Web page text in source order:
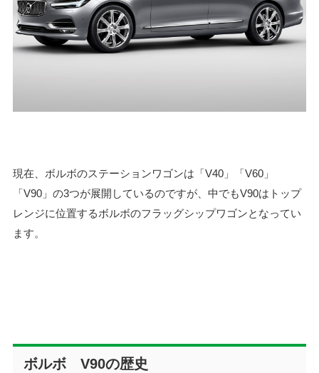
現在、ボルボのステーションワゴンは「V40」「V60」
「V90」の3つが展開しているのですが、中でもV90はトップ
レンジに位置するボルボのフラッグシップワゴンとなってい
ます。
ボルボ V90の歴史